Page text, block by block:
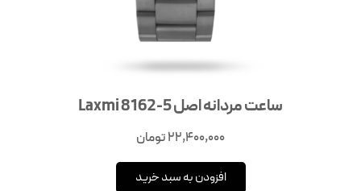
ساعت مردانه اصل Laxmi 8162-5
22,400,000تومان
افزودن به سبد خرید